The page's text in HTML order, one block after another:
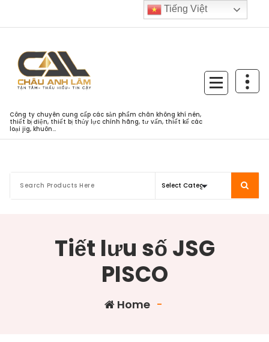
Công ty chuyên cung cấp các sản phẩm chân không khí nén,
thiết bị điện, thiết bị thủy lực chính hãng, tư vấn, thiết kế các
loại jig, khuôn...
Tiết lưu số JSG
PISCO
Home -
Tiếng Việt